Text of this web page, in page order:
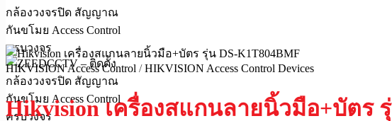
HIKVISION Access Control / HIKVISION Access Control Devices
Hikvision เครื่องสแกนลายนิ้วมือ+บัตร